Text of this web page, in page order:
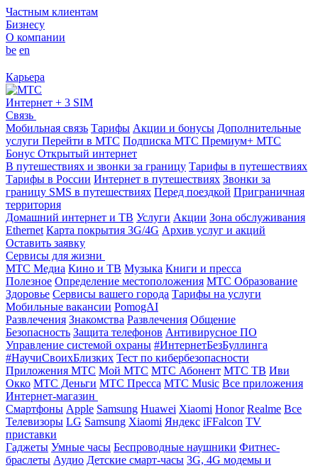
Частным клиентам
Бизнесу
О компании
be en
Карьера
Интернет + 3 SIM
Связь
Мобильная связь Тарифы Акции и бонусы Дополнительные
услуги Перейти в МТС Подписка МТС Премиум+ МТС
Бонус Открытый интернет
В путешествиях и звонки за границу Тарифы в путешествиях
Тарифы в России Интернет в путешествиях Звонки за
границу SMS в путешествиях Перед поездкой Приграничная
территория
Домашний интернет и ТВ Услуги Акции Зона обслуживания
Ethernet Карта покрытия 3G/4G Архив услуг и акций
Оставить заявку
Сервисы для жизни
МТС Медиа Кино и ТВ Музыка Книги и пресса
Полезное Определение местоположения МТС Образование
Здоровье Сервисы вашего города Тарифы на услуги
Мобильные вакансии PomogAI
Развлечения Знакомства Развлечения Общение
Безопасность Защита телефонов Антивирусное ПО
Управление системой охраны #ИнтернетБезБуллинга
#НаучиСвоихБлизких Тест по кибербезопасности
Приложения МТС Мой МТС МТС Абонент МТС ТВ Иви
Окко МТС Деньги МТС Пресса МТС Music Все приложения
Интернет-магазин
Смартфоны Apple Samsung Huawei Xiaomi Honor Realme Все
Телевизоры LG Samsung Xiaomi Яндекс iFFalcon TV
приставки
Гаджеты Умные часы Беспроводные наушники Фитнес-
браслеты Аудио Детские смарт-часы 3G, 4G модемы и